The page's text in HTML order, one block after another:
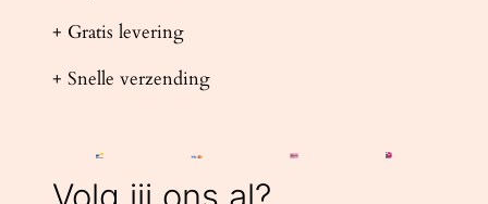
+ Gratis levering
+ Snelle verzending